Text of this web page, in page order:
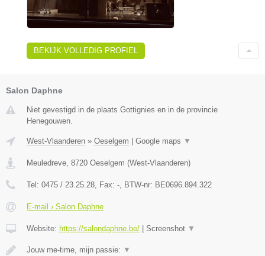
BEKIJK VOLLEDIG PROFIEL
Salon Daphne
Niet gevestigd in de plaats Gottignies en in de provincie
Henegouwen.
West-Vlaanderen » Oeselgem Google maps ▼
Meuledreve, 8720 Oeselgem (West-Vlaanderen)
Tel: 0475 / 23.25.28, Fax: -, BTW-nr: BE0696.894.322
E-mail › Salon Daphne
Website: https://salondaphne.be/ Screenshot ▼
Jouw me-time, mijn passie: ▼